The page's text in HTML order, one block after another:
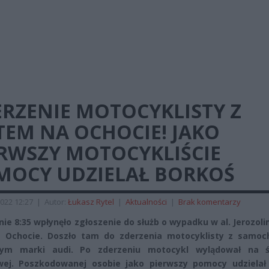
MOTOCYKLISTY Z
NA OCHOCIE! JAKO
MOTOCYKLIŚCIE
UDZIELAŁ BORKOŚ
12:27 | Autor: Łukasz Rytel | Aktualności | Brak komentarzy
8:35 wpłynęło zgłoszenie do służb o wypadku w al.
Ochocie. Doszło tam do zderzenia motocyklisty z
marki audi. Po zderzeniu motocykl wylądował na
Poszkodowanej osobie jako pierwszy pomocy